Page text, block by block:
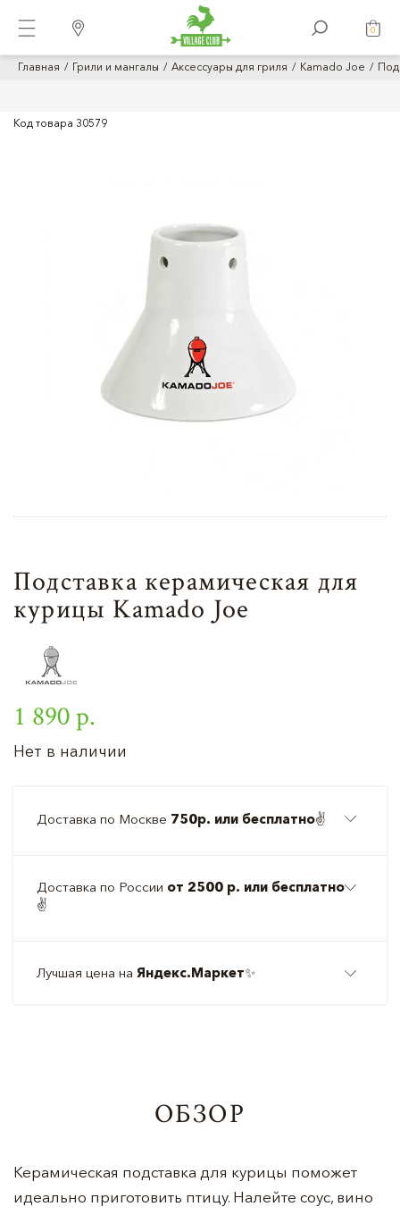
0
Главная Грили и мангалы Аксессуары для гриля Kamado Joe
Код товара 30579
Подставка керамическая для
курицы Kamado Joe
1 890 р.
Нет в наличии
Доставка по Москве 750р. или бесплатно✌️
Доставка по России от 2500 р. или бесплатно
✌️
Лучшая цена на Яндекс.Маркет✨
ОБЗОР
Керамическая подставка для курицы поможет
идеально приготовить птицу. Налейте соус, вино